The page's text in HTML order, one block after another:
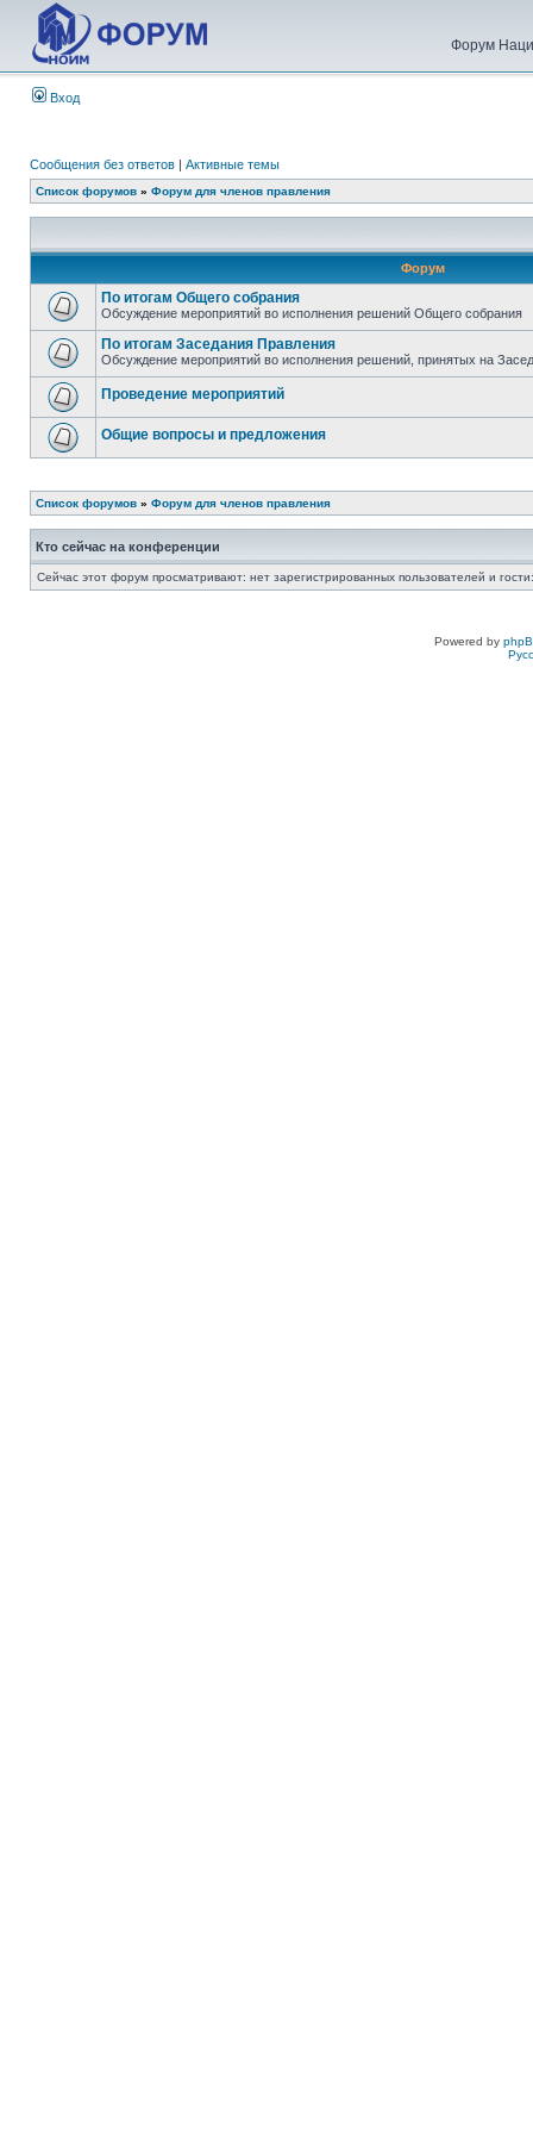
Форум
Вход
Сообщения без ответов | Активные темы
Список форумов » Форум для членов правления
Форум
По итогам Общего собрания
Обсуждение мероприятий во исполнения решений Общего собрания
По итогам Заседания Правления
Обсуждение мероприятий во исполнения решений, принятых на
Проведение мероприятий
Общие вопросы и предложения
Список форумов » Форум для членов правления
Кто сейчас на конференции
Сейчас этот форум просматривают: нет зарегистрированных пользователей и
Powered by